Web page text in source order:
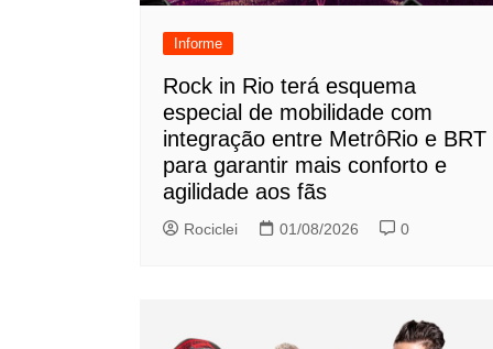
Informe
Rock in Rio terá esquema
especial de mobilidade com
integração entre MetrôRio e BRT
para garantir mais conforto e
agilidade aos fãs
Rociclei 01/08/2026 0